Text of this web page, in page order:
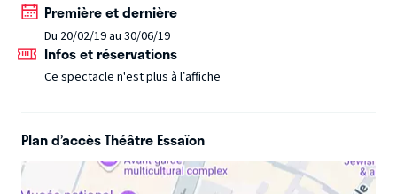
Première et dernière
Du 20/02/19 au 30/06/19
Infos et réservations
Ce spectacle n'est plus à l’affiche
Plan d’accès Théâtre Essaïon